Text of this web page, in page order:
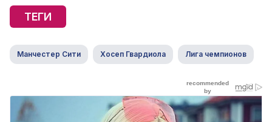
ТЕГИ
Манчестер Сити Хосеп Гвардиола Лига чемпионов